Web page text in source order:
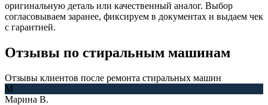
оригинальную деталь или качественный аналог. Выбор
согласовываем заранее, фиксируем в документах и выдаем чек
с гарантией.
Отзывы по стиральным машинам
Отзывы клиентов после ремонта стиральных машин
М
Марина В.